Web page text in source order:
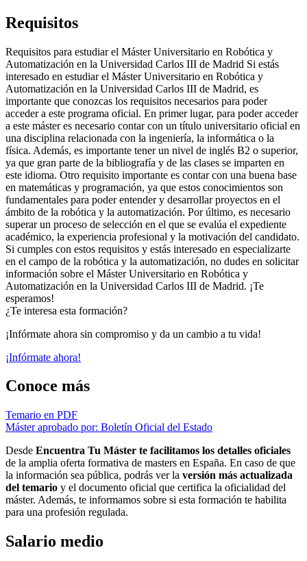
Requisitos
Requisitos para estudiar el Máster Universitario en Robótica y
Automatización en la Universidad Carlos III de Madrid Si estás
interesado en estudiar el Máster Universitario en Robótica y
Automatización en la Universidad Carlos III de Madrid, es
importante que conozcas los requisitos necesarios para poder
acceder a este programa oficial. En primer lugar, para poder acceder
a este máster es necesario contar con un título universitario oficial en
una disciplina relacionada con la ingeniería, la informática o la
física. Además, es importante tener un nivel de inglés B2 o superior,
ya que gran parte de la bibliografía y de las clases se imparten en
este idioma. Otro requisito importante es contar con una buena base
en matemáticas y programación, ya que estos conocimientos son
fundamentales para poder entender y desarrollar proyectos en el
ámbito de la robótica y la automatización. Por último, es necesario
superar un proceso de selección en el que se evalúa el expediente
académico, la experiencia profesional y la motivación del candidato.
Si cumples con estos requisitos y estás interesado en especializarte
en el campo de la robótica y la automatización, no dudes en solicitar
información sobre el Máster Universitario en Robótica y
Automatización en la Universidad Carlos III de Madrid. ¡Te
esperamos!
¿Te interesa esta formación?
¡Infórmate ahora sin compromiso y da un cambio a tu vida!
¡Infórmate ahora!
Conoce más
Temario en PDF
Máster aprobado por: Boletín Oficial del Estado
Desde Encuentra Tu Máster te facilitamos los detalles oficiales
de la amplia oferta formativa de masters en España. En caso de que
la información sea pública, podrás ver la versión más actualizada
del temario y el documento oficial que certifica la oficialidad del
máster. Además, te informamos sobre si esta formación te habilita
para una profesión regulada.
Salario medio